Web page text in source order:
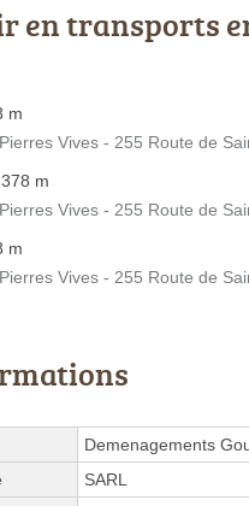
en transports
m
Vives - 255 Route de
m
Vives - 255 Route de
m
Vives - 255 Route de
Demenagements
SARL